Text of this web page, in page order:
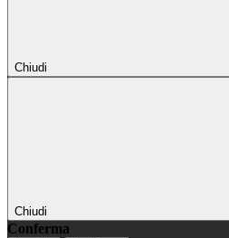
Chiudi
Chiudi
Conferma